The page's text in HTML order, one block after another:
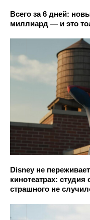
Всего за 6 дней:
миллиард — и это
Disney не
кинотеатрах:
страшного не